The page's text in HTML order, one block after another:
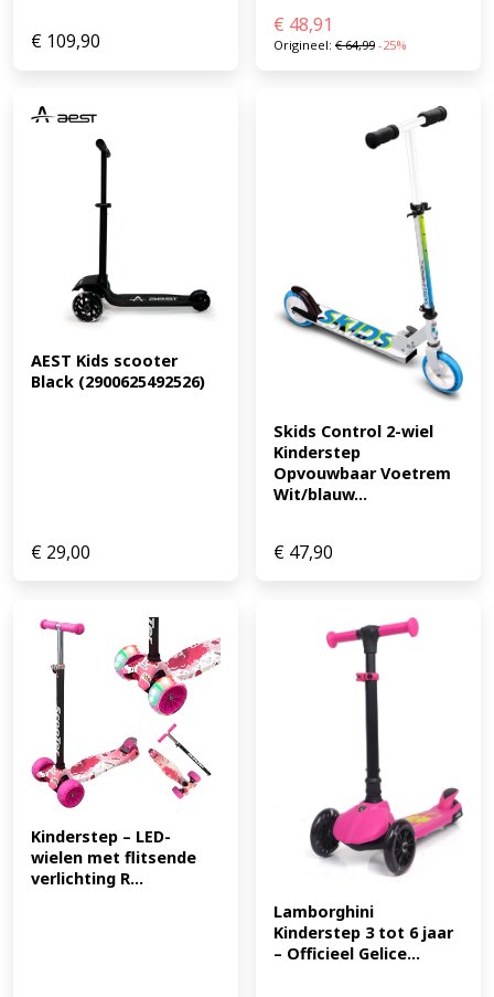
€ 109,90
€ 48,91
Origineel: €64,99 -25%
AEST Kids scooter
Black (2900625492526)
€ 29,00
Skids Control 2-wiel
Kinderstep
Opvouwbaar Voetrem
Wit/blauw...
€ 47,90
Kinderstep – LED-
wielen met flitsende
verlichting R...
Lamborghini
Kinderstep 3 tot 6 jaar
– Officieel Gelice...